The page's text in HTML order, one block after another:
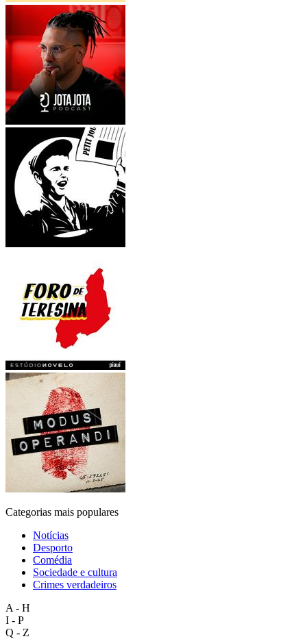
Categorias mais populares
Notícias
Desporto
Comédia
Sociedade e cultura
Crimes verdadeiros
A - H
I - P
Q - Z